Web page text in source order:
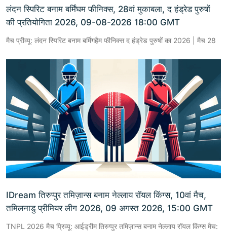
लंदन स्पिरिट बनाम बर्मिंघम फीनिक्स, 28वां मुकाबला, द हंड्रेड पुरुषों
की प्रतियोगिता 2026, 09-08-2026 18:00 GMT
मैच प्रीव्यू: लंदन स्पिरिट बनाम बर्मिंगहैम फीनिक्स द हंड्रेड पुरुषों का 2026 | मैच 28
IDream तिरुप्पुर तमिज़ान्स बनाम नेल्लाय रॉयल किंग्स, 10वां मैच,
तमिलनाडु प्रीमियर लीग 2026, 09 अगस्त 2026, 15:00 GMT
TNPL 2026 मैच प्रिव्यू: आईड्रीम तिरुप्पुर तमिज़ान्स बनाम नेल्लाय रॉयल किंग्स मैच: